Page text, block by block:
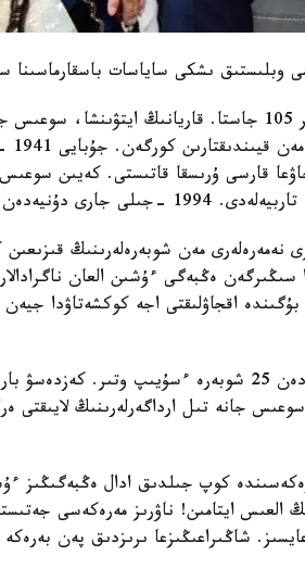
وبلىستىق ىشكى ساياسات باسقارماسىنا
تىل ەڭبەككەرى ءساليما اليەۆا قازىر 105 جاستا.
دۇنيەدەن ءوتتى.
نەمەرەلەرى مەن شوبەرەلەرىنىڭ
ەڭبەگى ءۇشىن العان
بۇگىندە اقجاۋلىقتى اجە كوكشەتاۋدا
جالپى، قاريا وسى كۇنى 23 نەمەرەدەن 25 شوبەرە
جانە تىل ارداگەرلەرىنىڭ لايىقتى
كوپ جىلدىق ادال ەڭبەگىڭىز
العىس ايتامىن! ناۋرىز مەرەكەسى
شاڭىراعىڭىزعا ىرىزدىق پەن